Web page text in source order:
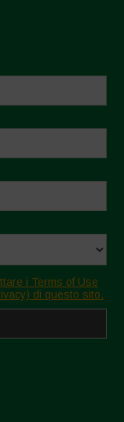
i Terms of Use
di questo sito.